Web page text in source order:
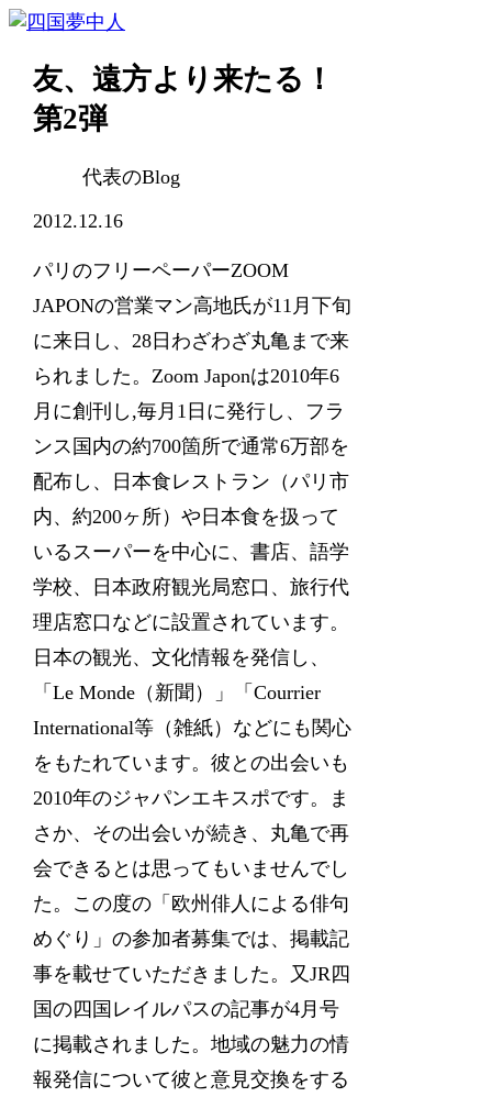
友、遠方より来たる！
第2弾
代表のBlog
2012.12.16
パリのフリーペーパーZOOM
JAPONの営業マン高地氏が11月下旬
に来日し、28日わざわざ丸亀まで来
られました。Zoom Japonは2010年6
月に創刊し,毎月1日に発行し、フラ
ンス国内の約700箇所で通常6万部を
配布し、日本食レストラン（パリ市
内、約200ヶ所）や日本食を扱って
いるスーパーを中心に、書店、語学
学校、日本政府観光局窓口、旅行代
理店窓口などに設置されています。
日本の観光、文化情報を発信し、
「Le Monde（新聞）」「Courrier
International等（雑紙）などにも関心
をもたれています。彼との出会いも
2010年のジャパンエキスポです。ま
さか、その出会いが続き、丸亀で再
会できるとは思ってもいませんでし
た。この度の「欧州俳人による俳句
めぐり」の参加者募集では、掲載記
事を載せていただきました。又JR四
国の四国レイルパスの記事が4月号
に掲載されました。地域の魅力の情
報発信について彼と意見交換をする